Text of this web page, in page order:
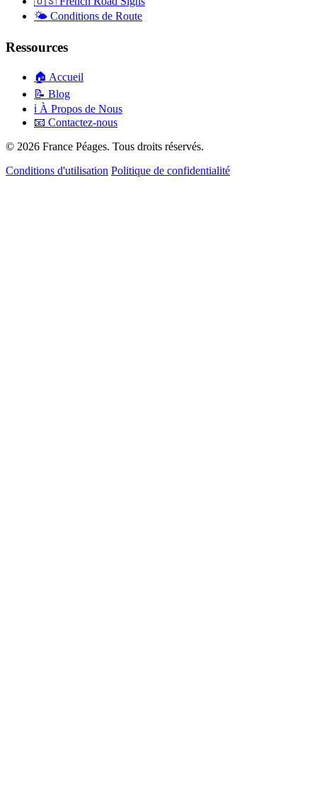
🌤️ Conditions de Route
Ressources
🏠 Accueil
📝 Blog
ℹ️ À Propos de Nous
📧 Contactez-nous
© 2026 France Péages. Tous droits réservés.
Conditions d'utilisation Politique de confidentialité